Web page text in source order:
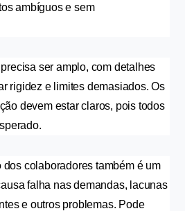
ambíguos e sem
ser amplo, com detalhes
rigidez e limites demasiados. Os
devem estar claros, pois todos
colaboradores também é um
falha nas demandas, lacunas
e outros problemas. Pode